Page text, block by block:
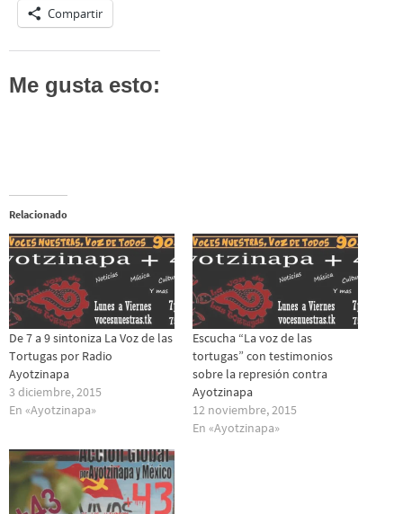
Compartir
Me gusta esto:
Relacionado
De 7 a 9 sintoniza La Voz de las
Tortugas por Radio
Ayotzinapa
3 diciembre, 2015
En «Ayotzinapa»
Escucha “La voz de las
tortugas” con testimonios
sobre la represión contra
Ayotzinapa
12 noviembre, 2015
En «Ayotzinapa»